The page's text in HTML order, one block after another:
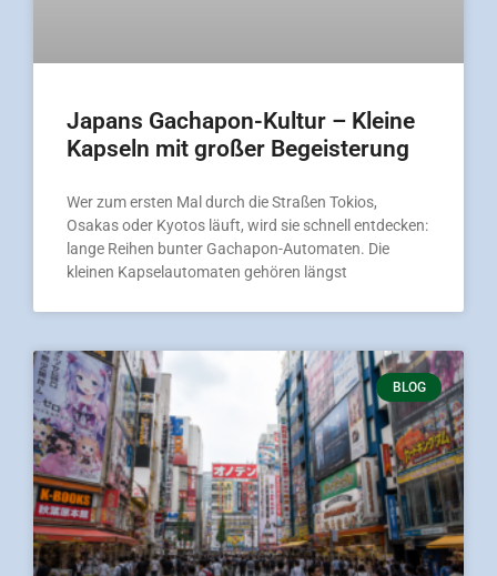
Japans Gachapon-Kultur – Kleine
Kapseln mit großer Begeisterung
Wer zum ersten Mal durch die Straßen Tokios,
Osakas oder Kyotos läuft, wird sie schnell entdecken:
lange Reihen bunter Gachapon-Automaten. Die
kleinen Kapselautomaten gehören längst
BLOG